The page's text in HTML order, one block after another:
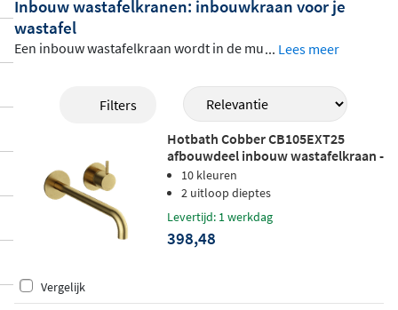
Inbouw wastafelkranen: inbouwkraan voor je
wastafel
Een inbouw wastafelkraan wordt in de mu
bediening zichtbaar zijn. Dit geeft je badk
amer een strakke, opgeruimde uitstraling.
In ons assortiment vind je inbouwkranen
van Hotbath, IVY, Brauer en Wiesbaden, in
uitvoeringen voor één of meerdere kraan
verkrijgbaar als compleet pakke
t of als afbouwdeel . Of je nu kiest voor ee
de afwerking in mat zwart of geborsteld m
... Lees meer
Filters
Hotbath Cobber CB105EXT25
afbouwdeel inbouw wastafelkraan -
25cm uitloop - geborsteld messing
pvd
10 kleuren
2 uitloop dieptes
Levertijd: 1 werkdag
398,48
Vergelijk